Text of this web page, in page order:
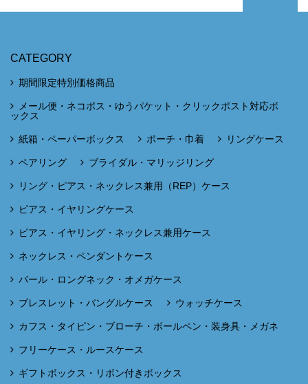
CATEGORY
期間限定特別価格商品
メール便・ネコポス・ゆうパケット・クリックポスト対応ボ
ックス
紙箱・ペーパーボックス ポーチ・巾着 リングケース
ペアリング ブライダル・マリッジリング
リング・ピアス・ネックレス兼用（REP）ケース
ピアス・イヤリングケース
ピアス・イヤリング・ネックレス兼用ケース
ネックレス・ペンダントケース
パール・ロングネック・オメガケース
ブレスレット・バングルケース ウォッチケース
カフス・タイピン・ブローチ・ボールペン・装身具・メガネ
フリーケース・ルースケース
ギフトボックス・リボン付きボックス